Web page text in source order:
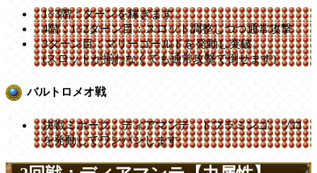
1~3階：ターンを稼ぎます。
4階：1~2ターン目：スロット調整しつつ通常攻撃
3ターン目：マリーゴールドを発動し突破。
(スロットが揃わなくても通常攻撃で倒せます)
バルトロメオ戦
決戦ミホーク、ディアマンテ、ドフラミンゴ、ゾロ
を発動してワンパンします。